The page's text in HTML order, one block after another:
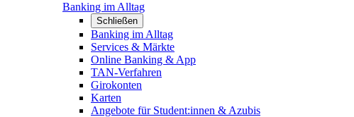
Banking im Alltag
Schließen
Banking im Alltag
Services & Märkte
Online Banking & App
TAN-Verfahren
Girokonten
Karten
Angebote für Student:innen & Azubis